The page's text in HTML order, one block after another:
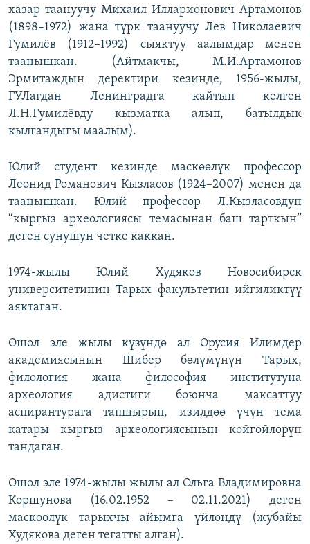
хазар таануучу Михаил Илларионович Артамонов
(1898–1972) жана түрк таануучу Лев Николаевич
Гумилёв (1912–1992) сыяктуу аалымдар менен
таанышкан. (Айтмакчы, М.И.Артамонов
Эрмитаждын деректири кезинде, 1956-жылы,
ГУЛагдан Ленинградга кайтып келген
Л.Н.Гумилёвду кызматка алып, батылдык
кылгандыгы маалым).
Юлий студент кезинде маскөөлүк профессор
Леонид Романович Кызласов (1924–2007) менен да
таанышкан. Юлий профессор Л.Кызласовдун
“кыргыз археологиясы темасынан баш тарткын”
деген сунушун четке каккан.
1974-жылы Юлий Худяков Новосибирск
университетинин Тарых факультетин ийгиликтүү
аяктаган.
Ошол эле жылы күзүндө ал Орусия Илимдер
академиясынын Шибер бөлүмүнүн Тарых,
филология жана философия институтуна
археология адистиги боюнча максаттуу
аспирантурага тапшырып, изилдөө үчүн тема
катары кыргыз археологиясынын көйгөйлөрүн
тандаган.
Ошол эле 1974-жылы жылы ал Ольга Владимировна
Коршунова (16.02.1952 – 02.11.2021) деген
маскөөлүк тарыхчы айымга үйлөндү (жубайы
Худякова деген тегатты алган).